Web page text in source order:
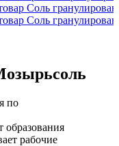
по
образования
рабочие